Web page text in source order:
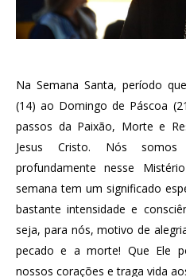
Na Semana Santa, período
(14) ao Domingo de Páscoa
passos da Paixão, Morte e
Jesus Cristo. Nós somos
profundamente nesse
semana tem um significado
bastante intensidade e
seja, para nós, motivo de
pecado e a morte! Que Ele
nossos corações e traga vida